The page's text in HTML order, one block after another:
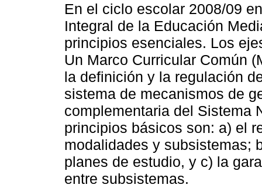
En el ciclo escolar 2008/09
Integral de la Educación
principios esenciales. Los
Un Marco Curricular Común
la definición y la regulación
sistema de mecanismos de
complementaria del Sistema
principios básicos son: a) el
modalidades y subsistemas;
planes de estudio, y c) la
entre subsistemas.